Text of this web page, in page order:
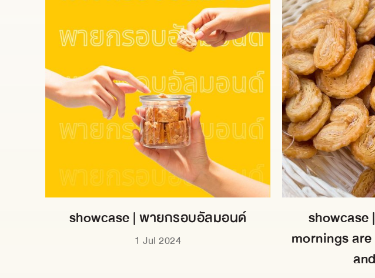
showcase | พายกรอบอัลมอนด์
1 Jul 2024
showcase
mornings